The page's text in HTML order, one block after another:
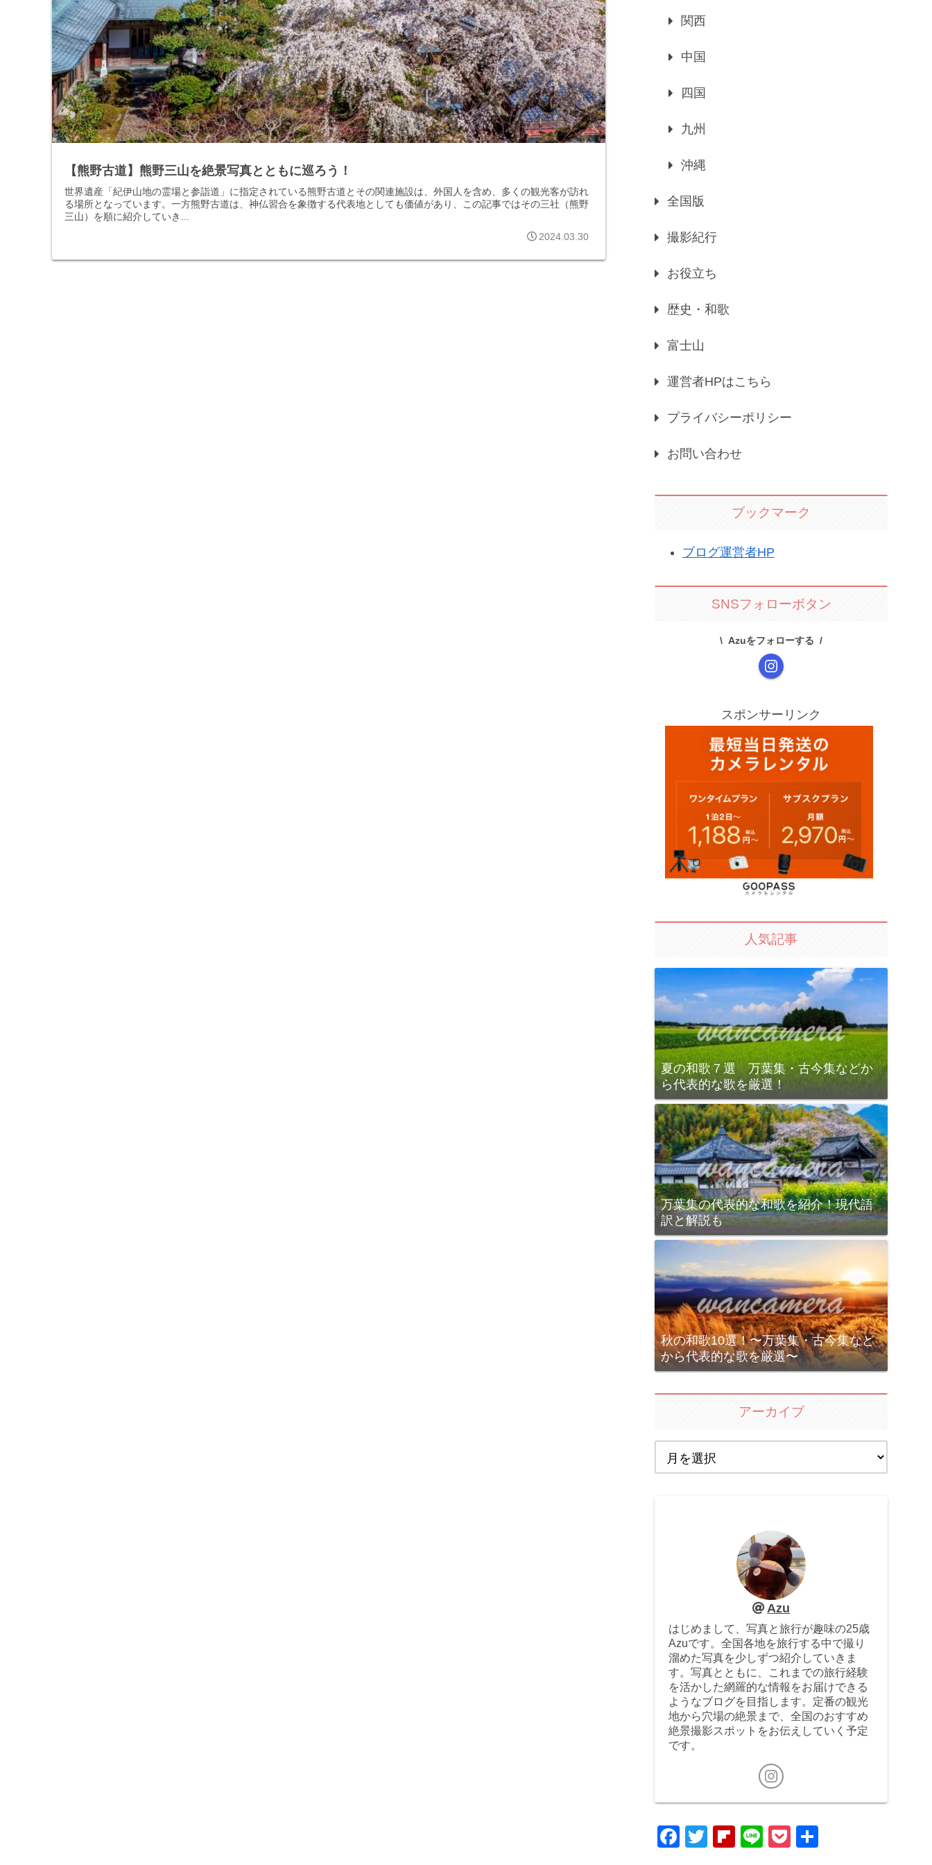
【熊野古道】熊野三山を絶景写真とともに巡ろう！
世界遺産「紀伊山地の霊場と参詣道」に指定されている熊野古道とその関連施設は、外国人を含め、多くの観光客が訪れ
る場所となっています。一方熊野古道は、神仏習合を象徴する代表地としても価値があり、この記事ではその三社（熊野
三山）を順に紹介していき...
2024.03.30
関西
中国
四国
九州
沖縄
全国版
撮影紀行
お役立ち
歴史・和歌
富士山
運営者HPはこちら
プライバシーポリシー
お問い合わせ
ブックマーク
ブログ運営者HP
SNSフォローボタン
Azuをフォローする
スポンサーリンク
人気記事
夏の和歌７選 万葉集・古今集などか
ら代表的な歌を厳選！
万葉集の代表的な和歌を紹介！現代語
訳と解説も
秋の和歌10選！〜万葉集・古今集など
から代表的な歌を厳選〜
アーカイブ
Azu
はじめまして、写真と旅行が趣味の25歳
Azuです。全国各地を旅行する中で撮り
溜めた写真を少しずつ紹介していきま
す。写真とともに、これまでの旅行経験
を活かした網羅的な情報をお届けできる
ようなブログを目指します。定番の観光
地から穴場の絶景まで、全国のおすすめ
絶景撮影スポットをお伝えしていく予定
です。
F
T
Fl
Li
P